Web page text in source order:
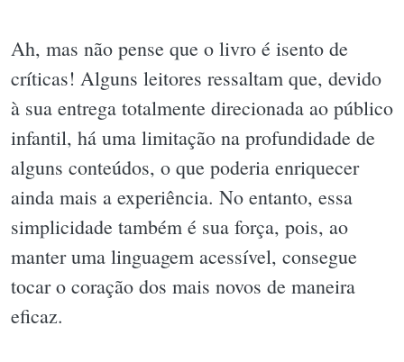
Ah, mas não pense que o livro é isento de
críticas! Alguns leitores ressaltam que, devido
à sua entrega totalmente direcionada ao público
infantil, há uma limitação na profundidade de
alguns conteúdos, o que poderia enriquecer
ainda mais a experiência. No entanto, essa
simplicidade também é sua força, pois, ao
manter uma linguagem acessível, consegue
tocar o coração dos mais novos de maneira
eficaz.